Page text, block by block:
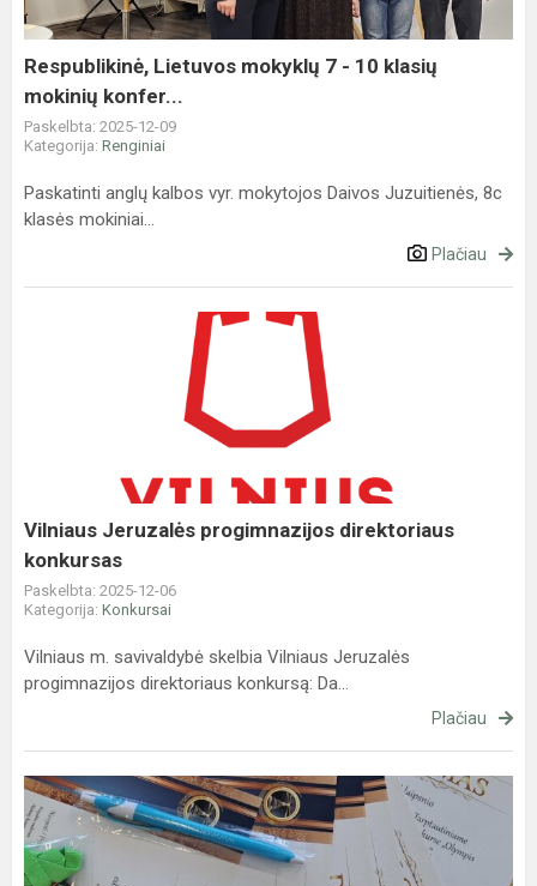
klasių
mokinių
konfer...
Respublikinė, Lietuvos mokyklų 7 - 10 klasių
mokinių konfer...
Paskelbta: 2025-12-09
Kategorija: Renginiai
Paskatinti anglų kalbos vyr. mokytojos Daivos Juzuitienės, 8c
klasės mokiniai...
Plačiau
Vilniaus Jeruzalės progimnazijos direktoriaus
konkursas
Paskelbta: 2025-12-06
Kategorija: Konkursai
Vilniaus m. savivaldybė skelbia Vilniaus Jeruzalės
progimnazijos direktoriaus konkursą: Da...
Plačiau
Tarptautinis
edukacinis
konkursas
„Olympis